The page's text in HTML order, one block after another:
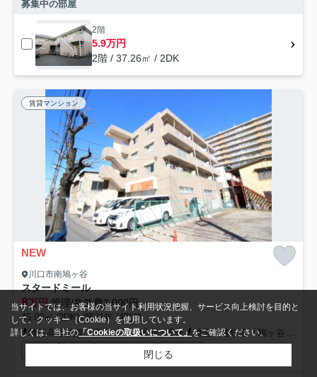
募集中の部屋
2階
5.9万円
2階 / 37.26㎡ / 2DK
賃貸マンション
NEW
川口市南鳩ヶ谷
スタードミール
8万円管理/共益費3,000円
45.00㎡ (2DK) /築31年 /4階建
埼玉高速鉄道「南鳩ヶ谷」駅 徒歩5分
埼玉高速鉄道「鳩ヶ谷」駅 徒歩25分車14分 3.8km
光ファイバー 公共下水
当サイトでは、お客様の当サイト利用状況把握、サービス向上検討を目的と
して、クッキー（Cookie）を使用しています。
詳しくは、当社の「Cookieの取扱いについて」をご確認ください。
閉じる